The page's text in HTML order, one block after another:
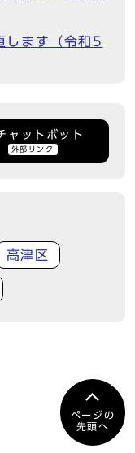
します（令和5
ャットボット
外部リンク
高津区
ページの
先頭へ